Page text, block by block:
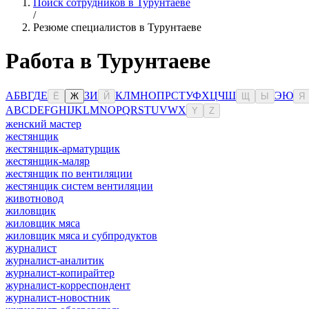
Поиск сотрудников в Турунтаеве
/
Резюме специалистов в Турунтаеве
Работа в Турунтаеве
АБВГДЕ Ё Ж ЗИ Й КЛМНОПРСТУФХЦЧШ Ы ЭЮ Я
ABCDEFGHIJKLMNOPQRSTUVWX Y Z
женский мастер
жестянщик
жестянщик-арматурщик
жестянщик-маляр
жестянщик по вентиляции
жестянщик систем вентиляции
животновод
жиловщик
жиловщик мяса
жиловщик мяса и субпродуктов
журналист
журналист-аналитик
журналист-копирайтер
журналист-корреспондент
журналист-новостник